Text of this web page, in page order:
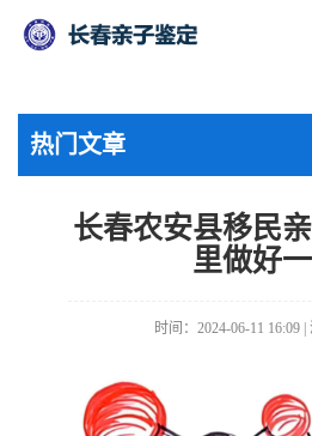
热门文章
长春农安县移民
里做好
时间：2024-06-11 16:09 |